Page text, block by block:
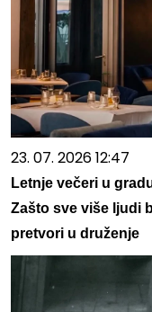
23. 07. 2026 12:47
Letnje večeri u
Zašto sve više ljudi
pretvori u druženje